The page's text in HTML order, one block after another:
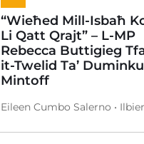
“Wieħed Mill-Isbaħ
Li Qatt Qrajt” – L-MP
Rebecca Buttigieg
it-Twelid Ta’ Duminku
Mintoff
Eileen Cumbo Salerno •